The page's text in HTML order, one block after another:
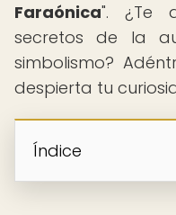
Faraónica". ¿Te
secretos de la
simbolismo?
despierta tu
Índice